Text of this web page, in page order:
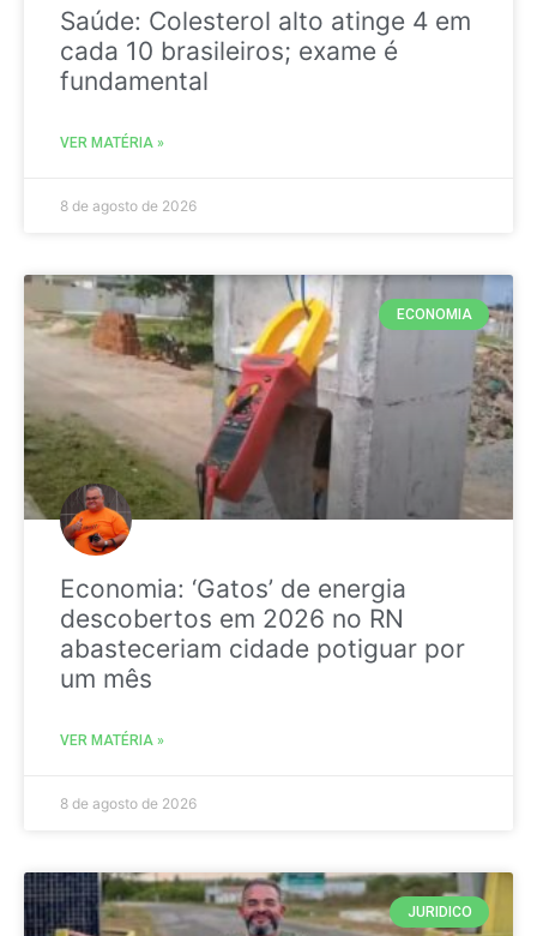
Saúde: Colesterol alto atinge 4 em
cada 10 brasileiros; exame é
fundamental
VER MATÉRIA »
8 de agosto de 2026
ECONOMIA
Economia: ‘Gatos’ de energia
descobertos em 2026 no RN
abasteceriam cidade potiguar por
um mês
VER MATÉRIA »
8 de agosto de 2026
JURIDICO